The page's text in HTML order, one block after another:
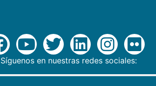
Síguenos en nuestras redes sociales: